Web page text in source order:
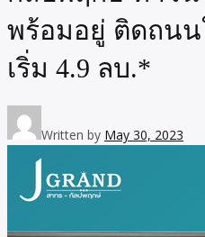
พร้อมอยู่ ติดถน
เริ่ม 4.9 ลบ.*
Written by May 30, 2023